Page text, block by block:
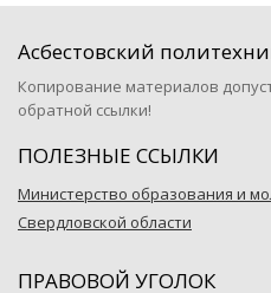
Асбестовский
Копирование материалов
обратной ссылки!
ПОЛЕЗНЫЕ ССЫЛКИ
Министерство образования и
Свердловской области
ПРАВОВОЙ УГОЛОК